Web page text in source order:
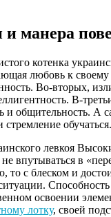
и манера
котенка
любовь к своему
Во-вторых,
В-
и общительность. А
обучаться.
впутываться в
то с блеском и
освоении
лотку, своей